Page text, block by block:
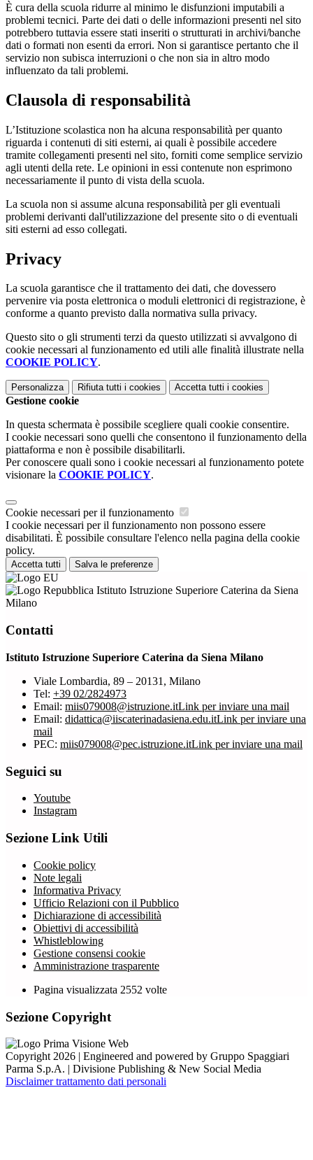
È cura della scuola ridurre al minimo le disfunzioni imputabili a
problemi tecnici. Parte dei dati o delle informazioni presenti nel sito
potrebbero tuttavia essere stati inseriti o strutturati in archivi/banche
dati o formati non esenti da errori. Non si garantisce pertanto che il
servizio non subisca interruzioni o che non sia in altro modo
influenzato da tali problemi.
Clausola di responsabilità
L’Istituzione scolastica non ha alcuna responsabilità per quanto
riguarda i contenuti di siti esterni, ai quali è possibile accedere
tramite collegamenti presenti nel sito, forniti come semplice servizio
agli utenti della rete. Le opinioni in essi contenute non esprimono
necessariamente il punto di vista della scuola.
La scuola non si assume alcuna responsabilità per gli eventuali
problemi derivanti dall'utilizzazione del presente sito o di eventuali
siti esterni ad esso collegati.
Privacy
La scuola garantisce che il trattamento dei dati, che dovessero
pervenire via posta elettronica o moduli elettronici di registrazione, è
conforme a quanto previsto dalla normativa sulla privacy.
Questo sito o gli strumenti terzi da questo utilizzati si avvalgono di
cookie necessari al funzionamento ed utili alle finalità illustrate nella
COOKIE POLICY.
Personalizza Rifiuta tutti i cookies Accetta tutti i cookies
Gestione cookie
In questa schermata è possibile scegliere quali cookie consentire.
I cookie necessari sono quelli che consentono il funzionamento della
piattaforma e non è possibile disabilitarli.
Per conoscere quali sono i cookie necessari al funzionamento potete
visionare la COOKIE POLICY.
Cookie necessari per il funzionamento
I cookie necessari per il funzionamento non possono essere
disabilitati. È possibile consultare l'elenco nella pagina della cookie
policy.
Accetta tutti Salva le preferenze
Istituto Istruzione Superiore Caterina da Siena
Milano
Contatti
Istituto Istruzione Superiore Caterina da Siena Milano
Viale Lombardia, 89 – 20131, Milano
Tel: +39 02/2824973
Email: miis079008@istruzione.itLink per inviare una mail
Email: didattica@iiscaterinadasiena.edu.itLink per inviare una
mail
PEC: miis079008@pec.istruzione.itLink per inviare una mail
Seguici su
Youtube
Instagram
Sezione Link Utili
Cookie policy
Note legali
Informativa Privacy
Ufficio Relazioni con il Pubblico
Dichiarazione di accessibilità
Obiettivi di accessibilità
Whistleblowing
Gestione consensi cookie
Amministrazione trasparente
Pagina visualizzata 2552 volte
Sezione Copyright
Copyright 2026 | Engineered and powered by Gruppo Spaggiari
Parma S.p.A. | Divisione Publishing & New Social Media
Disclaimer trattamento dati personali